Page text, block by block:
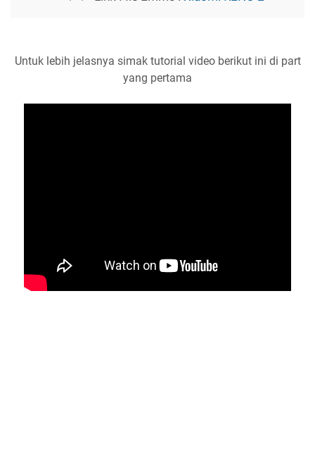
Untuk lebih jelasnya simak tutorial video berikut ini di part
yang pertama